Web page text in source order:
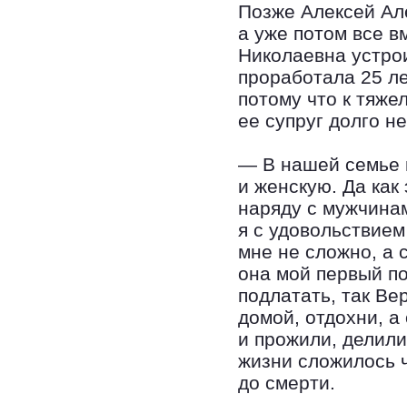
Позже Алексей
а уже потом все
Николаевна
проработала 25
потому что к
ее супруг долго
— В нашей семье
и женскую. Да как
наряду с
я с
мне не сложно, а
она мой первый
подлатать, так
домой, отдохни, а
и прожили,
жизни сложилось
до смерти.